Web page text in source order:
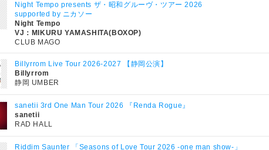
Night Tempo presents ザ・昭和グルーヴ・ツアー 2026
supported by ニカソー
Night Tempo
VJ：MIKURU YAMASHITA(BOXOP)
CLUB MAGO
Billyrrom Live Tour 2026-2027 【静岡公演】
Billyrrom
静岡 UMBER
sanetii 3rd One Man Tour 2026 『Renda Rogue』
sanetii
RAD HALL
Riddim Saunter 「Seasons of Love Tour 2026 -one man show-」